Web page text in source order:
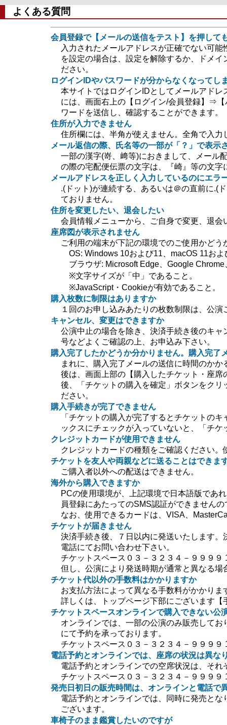
よくある質問
会員登録で【メールの送信をテスト】を押して
入力されたメールアドレスが正確でない可
を設定の場合は、設定を解除するか、ドメ
ださい。
ログインIDやパスワードが分からなくなってし
本サイトではログインIDとしてメールアド
には、画面右上の【ログイン/会員登録】⇒
ワードを送信し、確認することができます。
住所が入力できません
住所欄には、半角が使えません。全角で入力
メール返信の際、氏名等の一部が「？」で表示
一部の漢字(嵜、﨑等)におきまして、メール
の際の宅配便伝票の文字は、『崎』等の文
メールアドレスを正しく入力しているのにエラ
.(ドット)が連続する、あるいは＠の直前に.(
ておりません。
住所を変更したい、退会したい
会員情報メニューから、ご自身で変更、退会
座席図が表示されません
ご利用の端末が下記の環境でのご使用かどう
OS: Windows 10および11、macOS 11お
ブラウザ: Microsoft Edge、Google Chrome
※文字サイズが「中」であること。
※JavaScript・Cookieが有効であること。
購入枚数に制限はありますか
１回のお申し込みあたりの枚数制限は、公演
キャンセル、変更はできますか
公演中止の場合を除き、決済手続き後のキ
号などよくご確認の上、お申込み下さい。
購入完了したかどうか分かりません。購入完了
まれに、購入完了メールの送信に時間のか
後は、画面上部の【購入したチケット・座
後、「チケットの購入を確定」ボタンをク
ださい。
購入手続きが完了できません
「チケットの購入が完了するとチケットの
ックスにチェックが入っていないと、「チ
クレジットカードが使用できません
クレジットカードの種類をご確認ください
チケットを友人や両親などに送ることはできま
ご購入者以外への配送はできません。
海外から購入できますか
PCの使用環境が、上記環境で日本語版であ
員登録にあたってのSMS認証ができません
なお、使用できるカードは、VISA、
チケットが届きません
決済手続き後、７日以内に発送いたします
電話にてお問い合わせ下さい。
チケットスペース０３－３２３４－９９９９
但し、公演により発送時期が通常と異なる
チケット代以外の手数料はかかりますか
お支払方法によって異なる手数料がかかりま
詳しくは、トップページ下部にございます【
チケットスペースオンラインで購入できない公
オンラインでは、一部の公演のみ販売して
にて予約を承っております。
チケットスペース０３－３２３４－９９９９
電話予約とオンラインでは、座席の状況は異な
電話予約とオンラインでの空席状況は、それ
チケットスペース０３－３２３４－９９９９
発売日初日の販売時間は、オンラインと電話で
電話予約とオンラインでは、同時に発売と
ございます。
車椅子のまま鑑賞したいのですが